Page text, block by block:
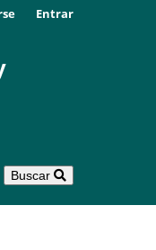
Buscar
Entrar